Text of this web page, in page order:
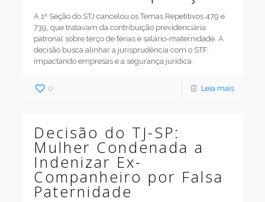
A 1ª Seção do STJ cancelou os Temas Repetitivos 479 e
739, que tratavam da contribuição previdenciária
patronal sobre terço de férias e salário-maternidade. A
decisão busca alinhar a jurisprudência com o STF,
impactando empresas e a segurança jurídica.
0 Leia mais
Decisão do TJ-SP:
Mulher Condenada a
Indenizar Ex-
Companheiro por Falsa
Paternidade